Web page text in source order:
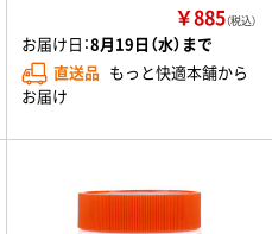
￥885（税込）
お届け日：8月19日（水）まで
直送品 もっと快適本舗から
お届け